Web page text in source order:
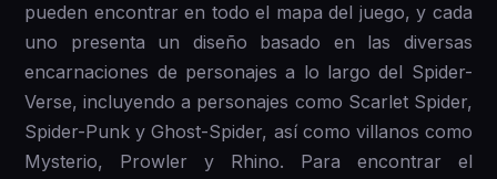
pueden encontrar en todo el mapa del juego, y cada
uno presenta un diseño basado en las diversas
encarnaciones de personajes a lo largo del Spider-
Verse, incluyendo a personajes como Scarlet Spider,
Spider-Punk y Ghost-Spider, así como villanos como
Mysterio, Prowler y Rhino. Para encontrar el